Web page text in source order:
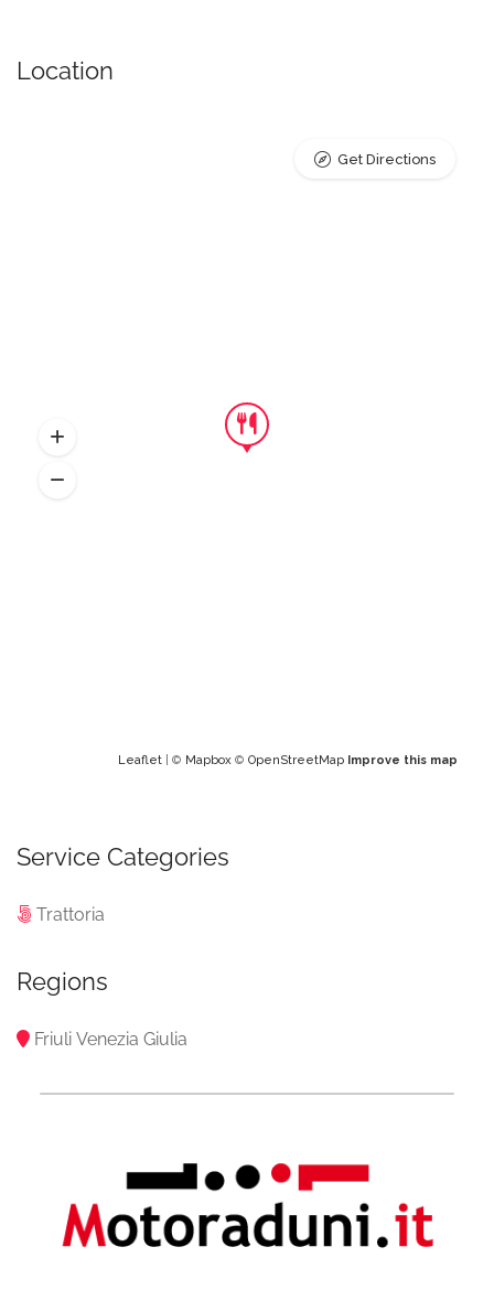
Location
Leaflet | © Mapbox © OpenStreetMap Improve this map
Get Directions
Service Categories
Trattoria
Regions
Friuli Venezia Giulia